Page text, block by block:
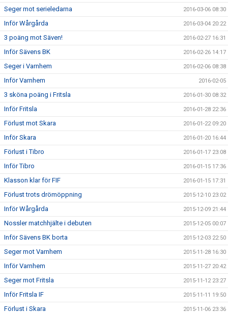
Seger mot serieledarna 2016-03-06 08:30
Inför Wårgårda 2016-03-04 20:22
3 poäng mot Säven! 2016-02-27 16:31
Inför Sävens BK 2016-02-26 14:17
Seger i Varnhem 2016-02-06 08:38
Inför Varnhem 2016-02-05
3 sköna poäng i Fritsla 2016-01-30 08:32
Inför Fritsla 2016-01-28 22:36
Förlust mot Skara 2016-01-22 09:20
Inför Skara 2016-01-20 16:44
Förlust i Tibro 2016-01-17 23:08
Inför Tibro 2016-01-15 17:36
Klasson klar för FIF 2016-01-15 17:31
Förlust trots drömöppning 2015-12-10 23:02
Inför Wårgårda 2015-12-09 21:44
Nossler matchhjälte i debuten 2015-12-05 00:07
Inför Sävens BK borta 2015-12-03 22:50
Seger mot Varnhem 2015-11-28 16:30
Inför Varnhem 2015-11-27 20:42
Seger mot Fritsla 2015-11-12 23:27
Inför Fritsla IF 2015-11-11 19:50
Förlust i Skara 2015-11-06 23:36